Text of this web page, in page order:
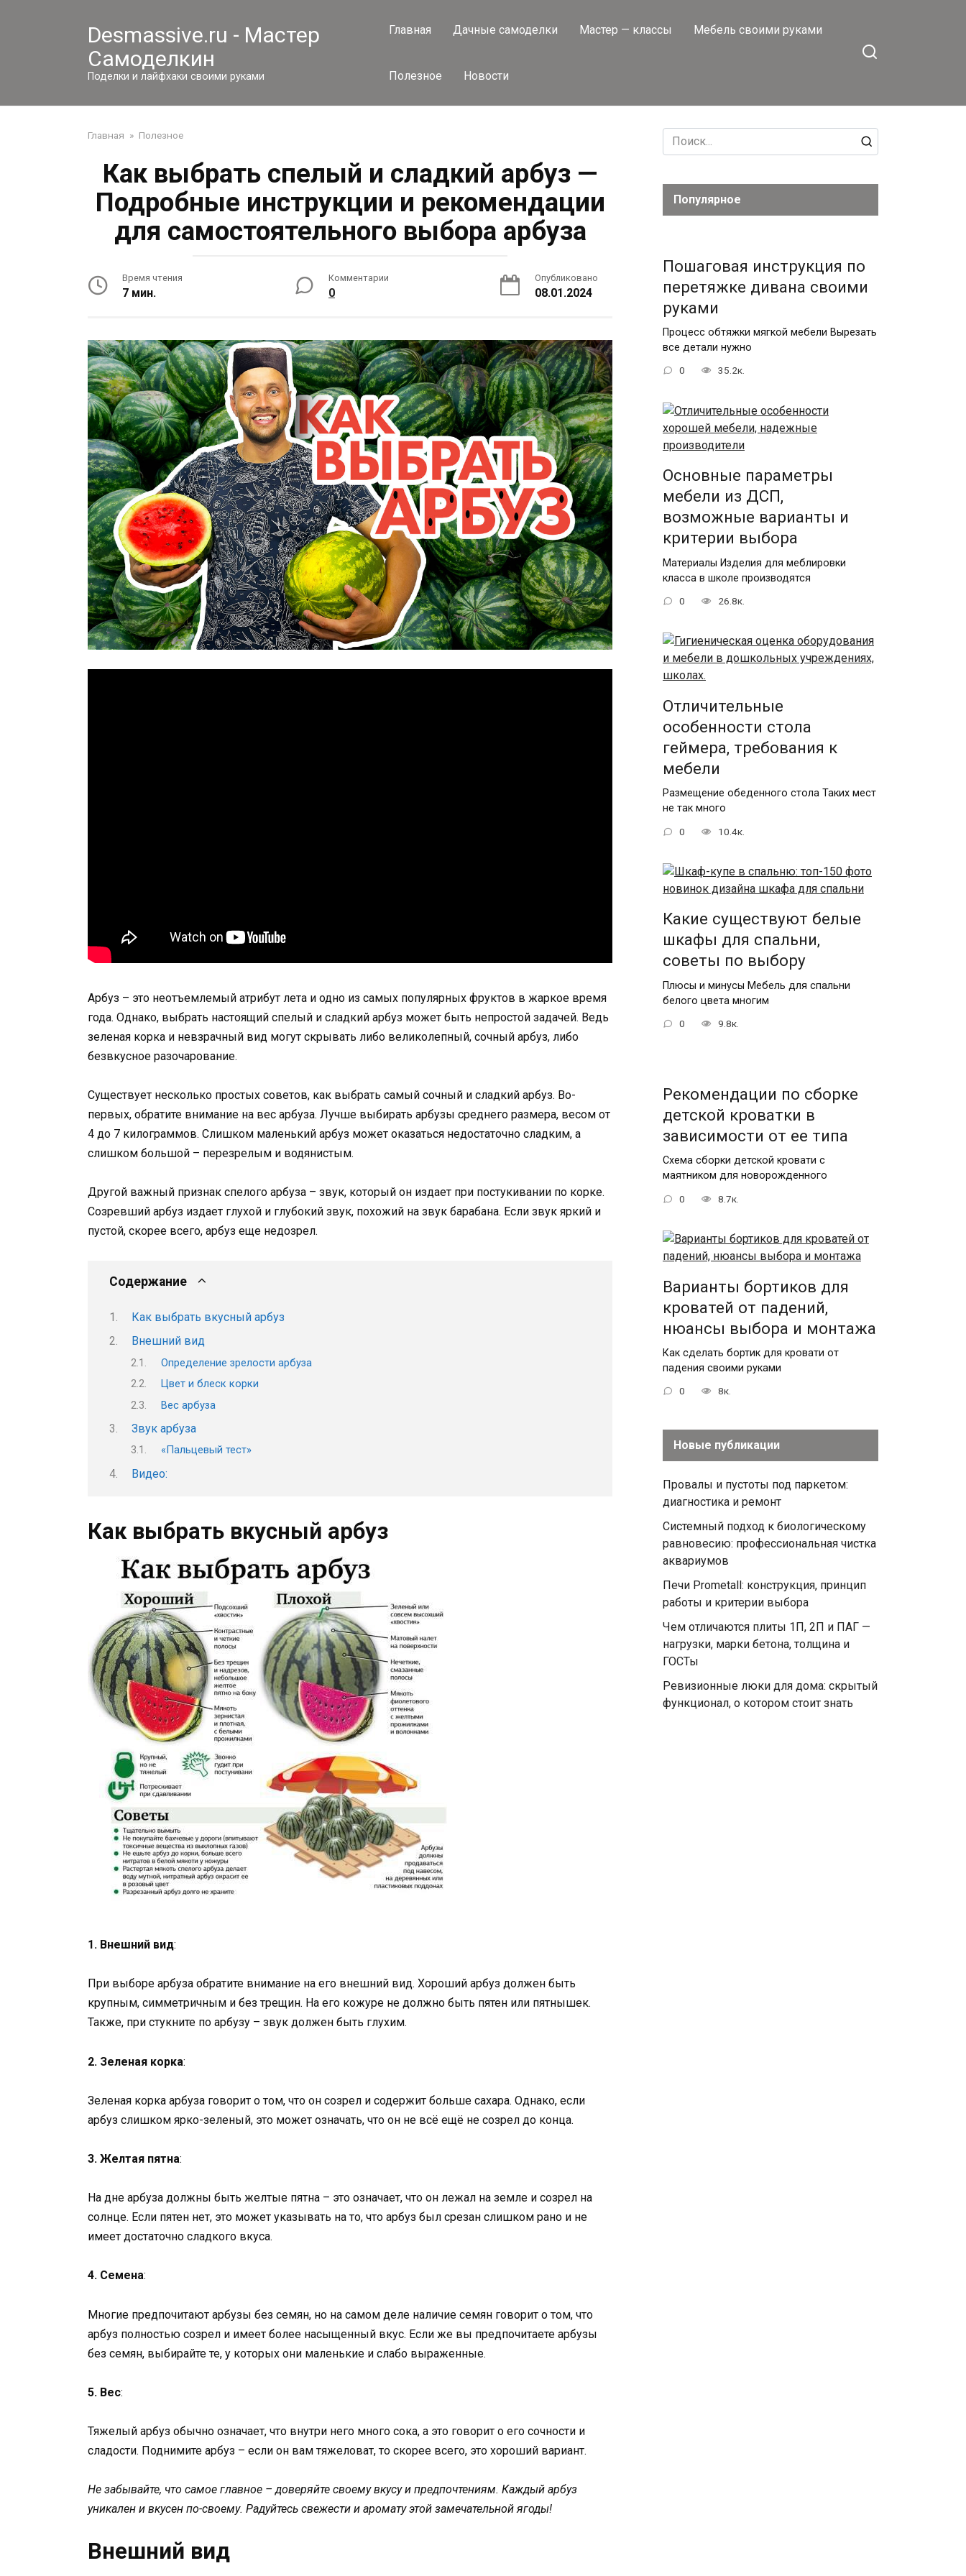
Desmassive.ru - Мастер
Самоделкин
Поделки и лайфхаки своими руками
Главная Дачные самоделки Мастер — классы Мебель своими руками
Полезное Новости
Главная » Полезное
Как выбрать спелый и сладкий арбуз —
Подробные инструкции и рекомендации
для самостоятельного выбора арбуза
Время чтения
7 мин.
Комментарии
0
Опубликовано
08.01.2024
Арбуз – это неотъемлемый атрибут лета и одно из самых популярных фруктов в жаркое время
года. Однако, выбрать настоящий спелый и сладкий арбуз может быть непростой задачей. Ведь
зеленая корка и невзрачный вид могут скрывать либо великолепный, сочный арбуз, либо
безвкусное разочарование.
Существует несколько простых советов, как выбрать самый сочный и сладкий арбуз. Во-
первых, обратите внимание на вес арбуза. Лучше выбирать арбузы среднего размера, весом от
4 до 7 килограммов. Слишком маленький арбуз может оказаться недостаточно сладким, а
слишком большой – перезрелым и водянистым.
Другой важный признак спелого арбуза – звук, который он издает при постукивании по корке.
Созревший арбуз издает глухой и глубокий звук, похожий на звук барабана. Если звук яркий и
пустой, скорее всего, арбуз еще недозрел.
Содержание
Как выбрать вкусный арбуз
Внешний вид
Определение зрелости арбуза
Цвет и блеск корки
Вес арбуза
Звук арбуза
«Пальцевый тест»
Видео:
Как выбрать вкусный арбуз
1. Внешний вид:
При выборе арбуза обратите внимание на его внешний вид. Хороший арбуз должен быть
крупным, симметричным и без трещин. На его кожуре не должно быть пятен или пятнышек.
Также, при стукните по арбузу – звук должен быть глухим.
2. Зеленая корка:
Зеленая корка арбуза говорит о том, что он созрел и содержит больше сахара. Однако, если
арбуз слишком ярко-зеленый, это может означать, что он не всё ещё не созрел до конца.
3. Желтая пятна:
На дне арбуза должны быть желтые пятна – это означает, что он лежал на земле и созрел на
солнце. Если пятен нет, это может указывать на то, что арбуз был срезан слишком рано и не
имеет достаточно сладкого вкуса.
4. Семена:
Многие предпочитают арбузы без семян, но на самом деле наличие семян говорит о том, что
арбуз полностью созрел и имеет более насыщенный вкус. Если же вы предпочитаете арбузы
без семян, выбирайте те, у которых они маленькие и слабо выраженные.
5. Вес:
Тяжелый арбуз обычно означает, что внутри него много сока, а это говорит о его сочности и
сладости. Поднимите арбуз – если он вам тяжеловат, то скорее всего, это хороший вариант.
Не забывайте, что самое главное – доверяйте своему вкусу и предпочтениям. Каждый арбуз
уникален и вкусен по-своему. Радуйтесь свежести и аромату этой замечательной ягоды!
Внешний вид
Search
for:
Популярное
Пошаговая инструкция по
перетяжке дивана своими
руками
Процесс обтяжки мягкой мебели Вырезать
все детали нужно
0 35.2к.
Основные параметры
мебели из ДСП,
возможные варианты и
критерии выбора
Материалы Изделия для меблировки
класса в школе производятся
0 26.8к.
Отличительные
особенности стола
геймера, требования к
мебели
Размещение обеденного стола Таких мест
не так много
0 10.4к.
Какие существуют белые
шкафы для спальни,
советы по выбору
Плюсы и минусы Мебель для спальни
белого цвета многим
0 9.8к.
Рекомендации по сборке
детской кроватки в
зависимости от ее типа
Схема сборки детской кровати с
маятником для новорожденного
0 8.7к.
Варианты бортиков для
кроватей от падений,
нюансы выбора и монтажа
Как сделать бортик для кровати от
падения своими руками
0 8к.
Новые публикации
Провалы и пустоты под паркетом:
диагностика и ремонт
Системный подход к биологическому
равновесию: профессиональная чистка
аквариумов
Печи Prometall: конструкция, принцип
работы и критерии выбора
Чем отличаются плиты 1П, 2П и ПАГ —
нагрузки, марки бетона, толщина и
ГОСТы
Ревизионные люки для дома: скрытый
функционал, о котором стоит знать